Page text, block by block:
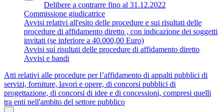
Delibere a contrarre fino al 31.12.2022
Commissione giudicatrice
Avvisi relativi all'esito delle procedure e sui risultati delle
procedure di affidamento diretto , con indicazione dei soggetti
invitati (se inferiore a 40.000,00 Euro)
Avvisi sui risultati delle procedure di affidamento diretto
Avvisi e bandi
Atti relativi alle procedure per l’affidamento di appalti pubblici di
servizi, forniture, lavori e opere, di concorsi pubblici di
progettazione, di concorsi di idee e di concessioni, compresi quelli
tra enti nell'ambito del settore pubblico